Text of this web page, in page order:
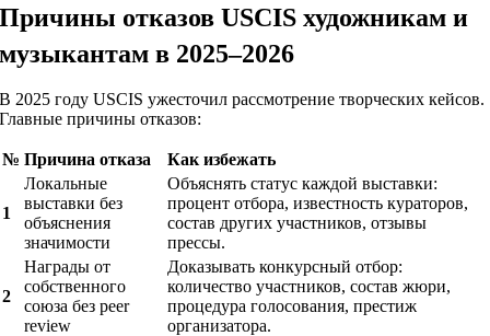
Причины отказов USCIS художникам и
музыкантам в 2025–2026
В 2025 году USCIS ужесточил рассмотрение творческих кейсов.
Главные причины отказов:
№ Причина отказа Как избежать
1
Локальные
выставки без
объяснения
значимости
Объяснять статус каждой выставки:
процент отбора, известность кураторов,
состав других участников, отзывы
прессы.
2
Награды от
собственного
союза без peer
review
Доказывать конкурсный отбор:
количество участников, состав жюри,
процедура голосования, престиж
организатора.